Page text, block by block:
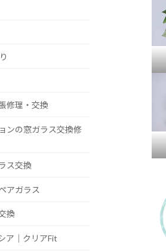
修理・交換
ンの窓ガラス交換修
ス交換
アガラス
換
ア｜クリアFit